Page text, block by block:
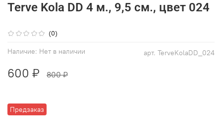
(0)
арт. TerveKolaDD_024
Наличие: Нет в наличии
Предзаказ
Terve Kola DD 4 м., 9,5 см., цвет 024
600 ₽ 800 ₽